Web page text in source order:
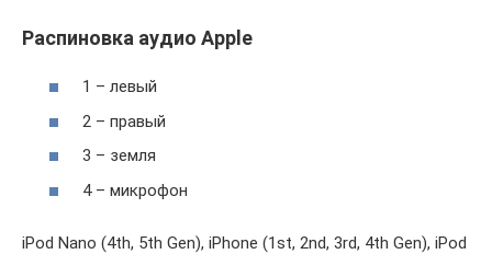
Распиновка аудио Apple
1 – левый
2 – правый
3 – земля
4 – микрофон
iPod Nano (4th, 5th Gen), iPhone (1st, 2nd, 3rd, 4th Gen), iPod